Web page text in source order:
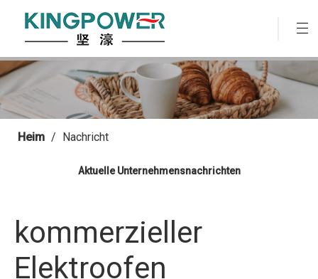
Heim / Nachricht
Aktuelle Unternehmensnachrichten
kommerzieller
Elektroofen